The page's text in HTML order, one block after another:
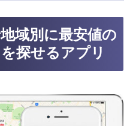
域別に最安値の
探せるアプリ